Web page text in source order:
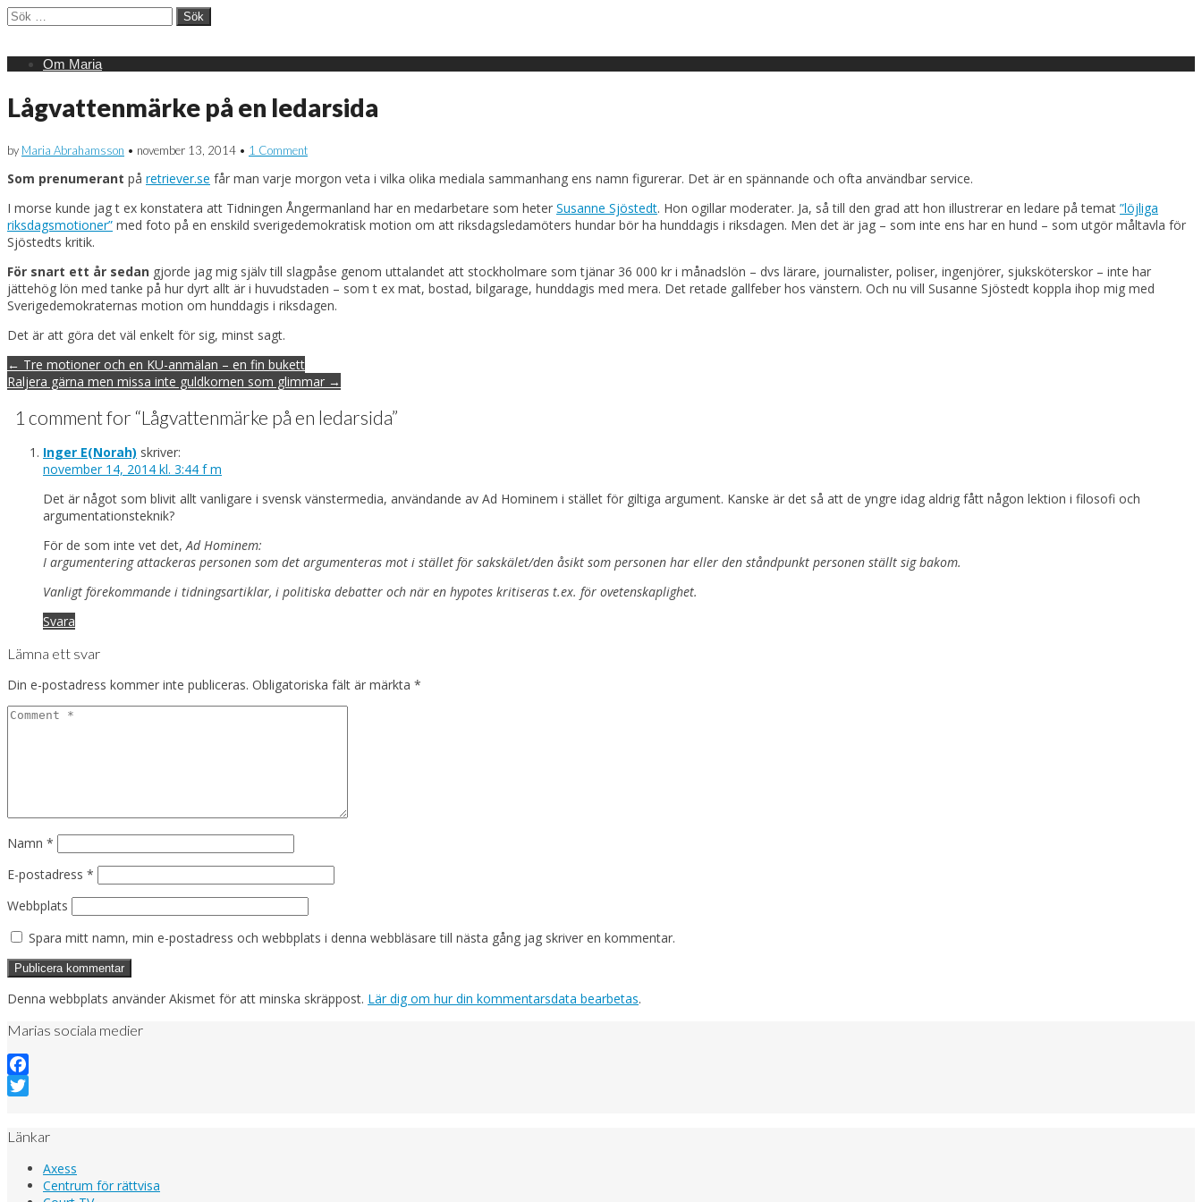
Sök
efter:
Main
Skip
Om Maria
Lågvattenmärke på en ledarsida
by Maria Abrahamsson • november 13, 2014 • 1 Comment
Som prenumerant på retriever.se får man varje morgon veta i vilka olika mediala sammanhang ens namn figurerar. Det är en spännande och ofta användbar service.
I morse kunde jag t ex konstatera att Tidningen Ångermanland har en medarbetare som heter Susanne Sjöstedt. Hon ogillar moderater. Ja, så till den grad att hon illustrerar en ledare på temat ”löjliga
riksdagsmotioner” med foto på en enskild sverigedemokratisk motion om att riksdagsledamöters hundar bör ha hunddagis i riksdagen. Men det är jag – som inte ens har en hund – som utgör måltavla för
Sjöstedts kritik.
För snart ett år sedan gjorde jag mig själv till slagpåse genom uttalandet att stockholmare som tjänar 36 000 kr i månadslön – dvs lärare, journalister, poliser, ingenjörer, sjuksköterskor – inte har
jättehög lön med tanke på hur dyrt allt är i huvudstaden – som t ex mat, bostad, bilgarage, hunddagis med mera. Det retade gallfeber hos vänstern. Och nu vill Susanne Sjöstedt koppla ihop mig med
Sverigedemokraternas motion om hunddagis i riksdagen.
Det är att göra det väl enkelt för sig, minst sagt.
Post
navigation
← Tre motioner och en KU-anmälan – en fin bukett
Raljera gärna men missa inte guldkornen som glimmar →
1 comment for “Lågvattenmärke på en ledarsida”
Inger E(Norah) skriver:
november 14, 2014 kl. 3:44 f m
Det är något som blivit allt vanligare i svensk vänstermedia, användande av Ad Hominem i stället för giltiga argument. Kanske är det så att de yngre idag aldrig fått någon lektion i filosofi och
argumentationsteknik?
För de som inte vet det,Ad Hominem:
I argumentering attackeras personen som det argumenteras mot i stället för sakskälet/den åsikt som personen har eller den ståndpunkt personen ställt sig bakom.
Vanligt förekommande i tidningsartiklar, i politiska debatter och när en hypotes kritiseras t.ex. för ovetenskaplighet.
Svara
Lämna ett svar
Din e-postadress kommer inte publiceras. Obligatoriska fält är märkta *
Namn *
E-postadress *
Webbplats
Spara mitt namn, min e-postadress och webbplats i denna webbläsare till nästa gång jag skriver en kommentar.
Denna webbplats använder Akismet för att minska skräppost. Lär dig om hur din kommentarsdata bearbetas.
Marias sociala medier
Facebook
Länkar
Axess
Centrum för rättvisa